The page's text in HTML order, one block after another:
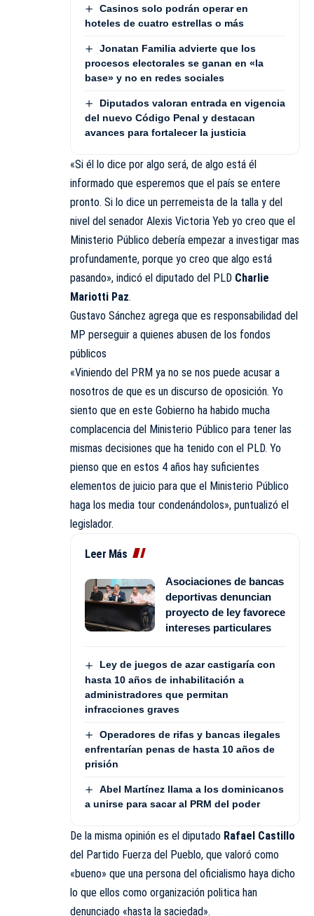
Casinos solo podrán operar en
hoteles de cuatro estrellas o más
Jonatan Familia advierte que los
procesos electorales se ganan en «la
base» y no en redes sociales
Diputados valoran entrada en vigencia
del nuevo Código Penal y destacan
avances para fortalecer la justicia
«Si él lo dice por algo será, de algo está él
informado que esperemos que el país se entere
pronto. Si lo dice un perremeista de la talla y del
nivel del senador Alexis Victoria Yeb yo creo que el
Ministerio Público debería empezar a investigar mas
profundamente, porque yo creo que algo está
pasando», indicó el diputado del PLD Charlie
Mariotti Paz.
Gustavo Sánchez agrega que es responsabilidad del
MP perseguir a quienes abusen de los fondos
públicos
«Viniendo del PRM ya no se nos puede acusar a
nosotros de que es un discurso de oposición. Yo
siento que en este Gobierno ha habido mucha
complacencia del Ministerio Público para tener las
mismas decisiones que ha tenido con el PLD. Yo
pienso que en estos 4 años hay suficientes
elementos de juicio para que el Ministerio Público
haga los media tour condenándolos», puntualizó el
legislador.
Leer Más
Asociaciones de bancas
deportivas denuncian
proyecto de ley favorece
intereses particulares
Ley de juegos de azar castigaría con
hasta 10 años de inhabilitación a
administradores que permitan
infracciones graves
Operadores de rifas y bancas ilegales
enfrentarían penas de hasta 10 años de
prisión
Abel Martínez llama a los dominicanos
a unirse para sacar al PRM del poder
De la misma opinión es el diputado Rafael Castillo
del Partido Fuerza del Pueblo, que valoró como
«bueno» que una persona del oficialismo haya dicho
lo que ellos como organización politica han
denunciado «hasta la saciedad».